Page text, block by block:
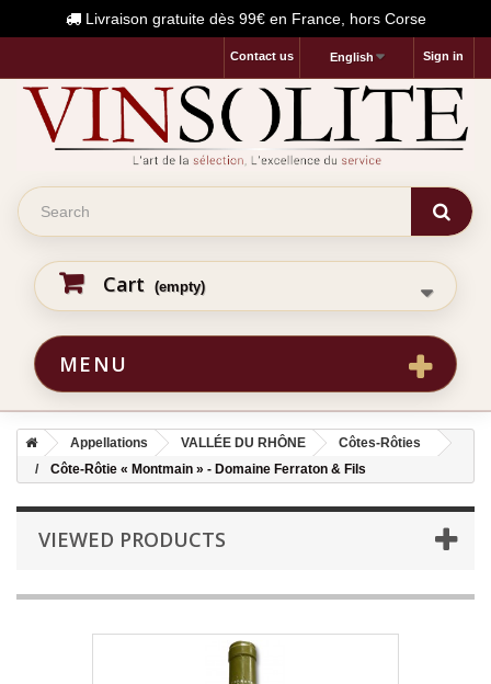
Livraison gratuite dès 99€ en France, hors Corse
Sign in
English
Contact us
Cart (empty)
MENU
Appellations VALLÉE DU RHÔNE
Côtes-Rôties
Côte-Rôtie « Montmain » - Domaine Ferraton & Fils
VIEWED PRODUCTS